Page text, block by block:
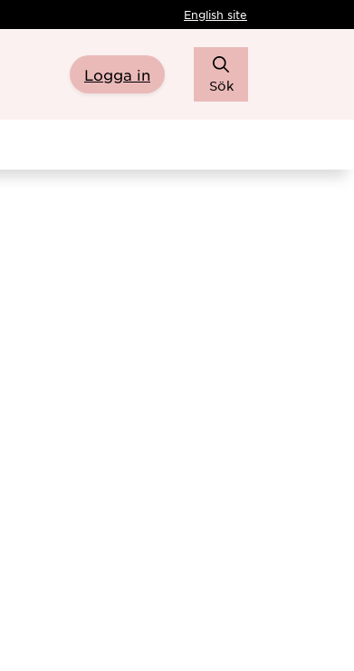
English site
Logga in
Sök